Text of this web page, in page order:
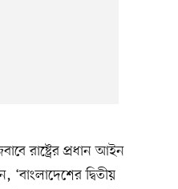
রাষ্ট্রের প্রধান আইন
দ্বিতীয়